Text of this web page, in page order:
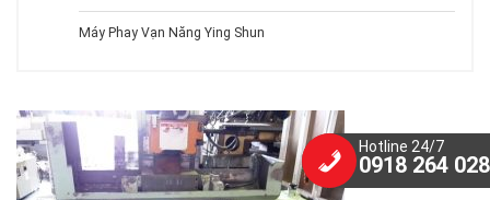
Máy Phay Vạn Năng Ying Shun
Hotline 24/7
0918 264 028